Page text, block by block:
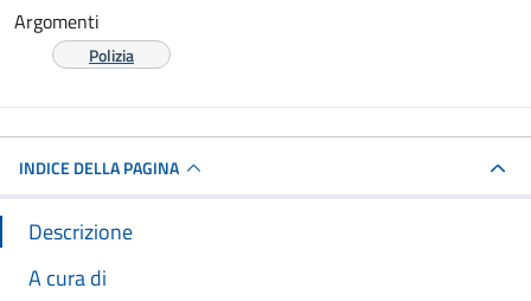
Argomenti
Polizia
INDICE DELLA PAGINA
Descrizione
A cura di